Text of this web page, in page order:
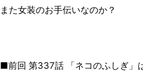
また女装のお手伝いなのか？
■前回 第337話 「ネコのふしぎ」